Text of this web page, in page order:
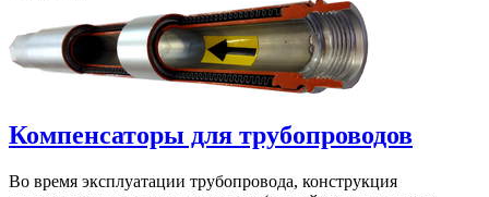
Компенсаторы для трубопроводов
Во время эксплуатации трубопровода, конструкция